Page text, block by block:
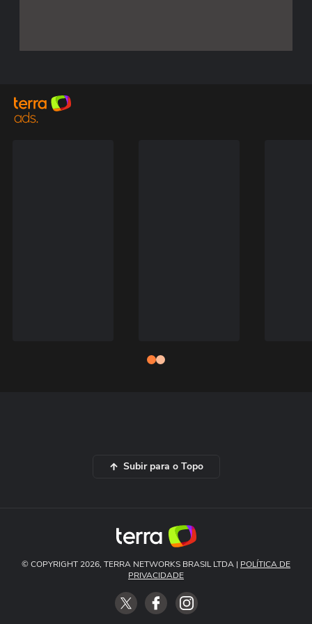
Subir para o Topo
© COPYRIGHT 2026, TERRA NETWORKS BRASIL LTDA | POLÍTICA DE
PRIVACIDADE